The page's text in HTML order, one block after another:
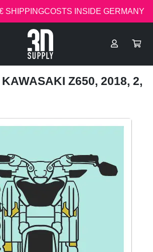
SHIPPINGCOSTS INSIDE GERMANY
KAWASAKI Z650, 2018, 2,